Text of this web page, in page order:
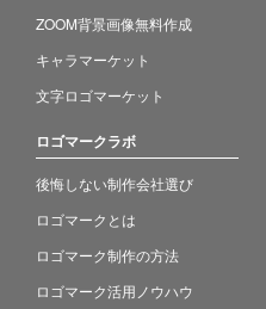
ZOOM背景画像無料作成
キャラマーケット
文字ロゴマーケット
ロゴマークラボ
後悔しない制作会社選び
ロゴマークとは
ロゴマーク制作の方法
ロゴマーク活用ノウハウ